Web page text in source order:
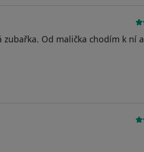
zubařka. Od malička chodím k ní a
účet byl odstraněn